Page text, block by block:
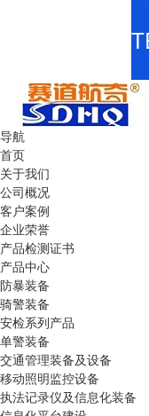
导航
首页
关于我们
公司概况
客户案例
企业荣誉
产品检测证书
产品中心
防暴装备
骑警装备
安检系列产品
单警装备
交通管理装备及设备
移动照明监控设备
执法记录仪及信息化装备